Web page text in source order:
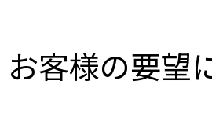
お客様の要望